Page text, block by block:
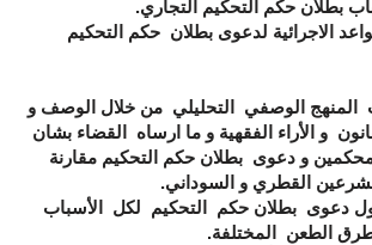
بطلان حكم التحكيم التجاري.
الاجرائية لدعوى بطلان حكم التحكيم
المنهج الوصفي التحليلي من خلال الوصف و
و الأراء الفقهية و ما ارساه القضاء بشان
و دعوى بطلان حكم التحكيم مقارنة
القطري و السوداني.
دعوى بطلان حكم التحكيم لكل الأسباب
الطعن المختلفة.